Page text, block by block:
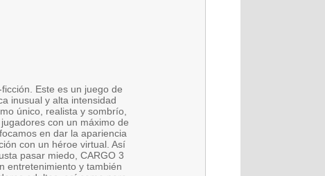
Este es un juego de
inusual y alta intensidad
único, realista y sombrío,
con un máximo de
en dar la apariencia
con un héroe virtual. Así
pasar miedo, CARGO 3
entretenimiento y también